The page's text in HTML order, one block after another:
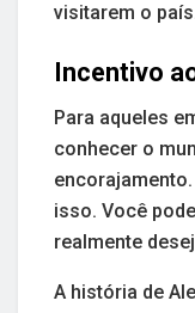
visitarem o
Incentivo
Para aqueles
conhecer o
isso. Você
realmente
A história de